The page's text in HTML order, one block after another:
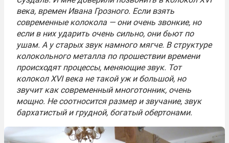
века, времен Ивана Грозного. Если взять
современные колокола — они очень звонкие, но
если в них ударить очень сильно, они бьют по
ушам. А у старых звук намного мягче. В структуре
колокольного металла по прошествии времени
происходят процессы, меняющие звук. Тот
колокол XVI века не такой уж и большой, но
звучит как современный многотонник, очень
мощно. Не соотносится размер и звучание, звук
бархатистый и грудной, богатый обертонами.